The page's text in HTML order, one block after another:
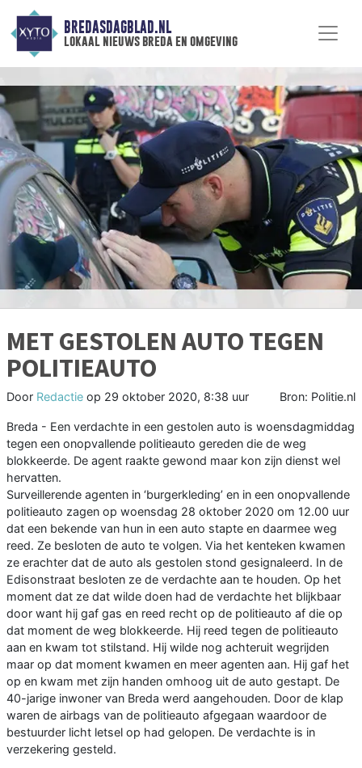
BREDASDAGBLAD.NL
lokaal nieuws breda en omgeving
MET GESTOLEN AUTO TEGEN
POLITIEAUTO
Door Redactie op 29 oktober 2020, 8:38 uur Bron: Politie.nl
Breda - Een verdachte in een gestolen auto is woensdagmiddag
tegen een onopvallende politieauto gereden die de weg
blokkeerde. De agent raakte gewond maar kon zijn dienst wel
hervatten.
Surveillerende agenten in ‘burgerkleding’ en in een onopvallende
politieauto zagen op woensdag 28 oktober 2020 om 12.00 uur
dat een bekende van hun in een auto stapte en daarmee weg
reed. Ze besloten de auto te volgen. Via het kenteken kwamen
ze erachter dat de auto als gestolen stond gesignaleerd. In de
Edisonstraat besloten ze de verdachte aan te houden. Op het
moment dat ze dat wilde doen had de verdachte het blijkbaar
door want hij gaf gas en reed recht op de politieauto af die op
dat moment de weg blokkeerde. Hij reed tegen de politieauto
aan en kwam tot stilstand. Hij wilde nog achteruit wegrijden
maar op dat moment kwamen en meer agenten aan. Hij gaf het
op en kwam met zijn handen omhoog uit de auto gestapt. De
40-jarige inwoner van Breda werd aangehouden. Door de klap
waren de airbags van de politieauto afgegaan waardoor de
bestuurder licht letsel op had gelopen. De verdachte is in
verzekering gesteld.